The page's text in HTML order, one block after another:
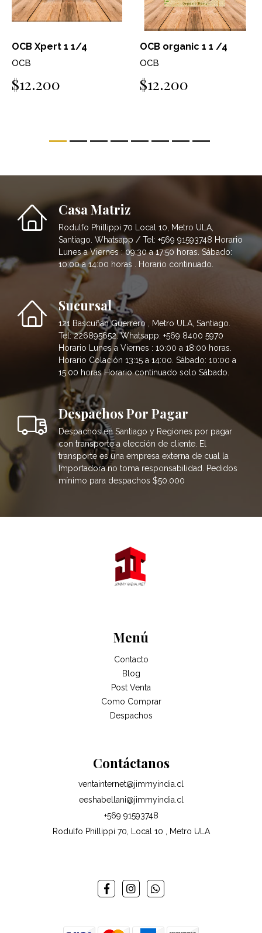
OCB Xpert 1 1/4
OCB
$12.200
OCB organic 1 1 /4
OCB
$12.200
Casa Matriz
Rodulfo Phillippi 70 Local 10, Metro ULA,
Santiago. Whatsapp / Tel: +569 91593748 Horario
Lunes a Viernes : 09:30 a 17:50 horas. Sábado:
10:00 a 14:00 horas . Horario continuado.
Sucursal
121 Bascuñán Guerrero , Metro ULA, Santiago.
Tel: 226895652. Whatsapp: +569 8400 5970
Horario Lunes a Viernes : 10:00 a 18:00 horas.
Horario Colación 13:15 a 14:00. Sábado: 10:00 a
15:00 horas Horario continuado solo Sábado.
Despachos Por Pagar
Despachos en Santiago y Regiones por pagar
con transporte a elección de cliente. El
transporte es una empresa externa de cual la
Importadora no toma responsabilidad. Pedidos
mínimo para despachos $50.000
Menú
Contacto
Blog
Post Venta
Como Comprar
Despachos
Contáctanos
ventainternet@jimmyindia.cl
eeshabellani@jimmyindia.cl
+569 91593748
Rodulfo Phillippi 70, Local 10 , Metro ULA